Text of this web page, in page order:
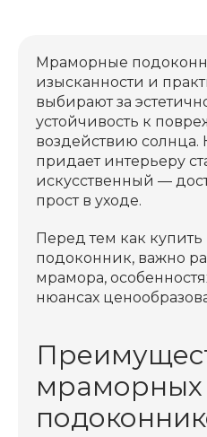
Мраморные
изысканности и
выбирают за
устойчивость к
воздействию солнца.
придает интерьеру
искусственный —
прост в уходе.
Перед тем как
подоконник, важно
мрамора,
нюансах
мраморных